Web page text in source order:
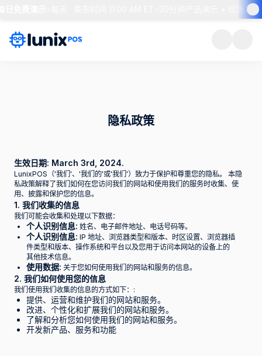
30分钟产品演示 + 现场答疑
隐私政策
生效日期: March 3rd, 2024.
LunixPOS（'我们'、'我们的'或'我们'）致力于保护和尊重您的隐私。 本隐
私政策解释了我们如何在您访问我们的网站和使用我们的服务时收集、使
用、披露和保护您的信息。
1. 我们收集的信息
我们可能会收集和处理以下数据：
个人识别信息: 姓名、电子邮件地址、电话号码等。
个人识别信息: IP 地址、浏览器类型和版本、时区设置、浏览器插
件类型和版本、操作系统和平台以及您用于访问本网站的设备上的
其他技术信息。
使用数据: 关于您如何使用我们的网站和服务的信息。
2. 我们如何使用您的信息
我们使用我们收集的信息的方式如下：:
提供、运营和维护我们的网站和服务。
改进、个性化和扩展我们的网站和服务。
了解和分析您如何使用我们的网站和服务。
开发新产品、服务和功能